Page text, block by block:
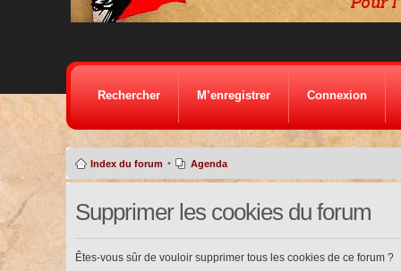
Rechercher M’enregistrer Connexion
Index du forum • Agenda
Supprimer les cookies du forum
Êtes-vous sûr de vouloir supprimer tous les cookies de ce forum ?